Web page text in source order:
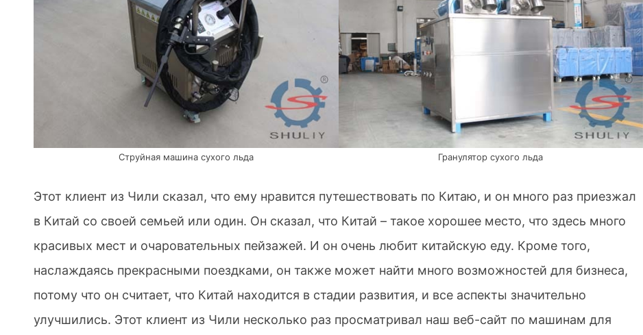
Струйная машина сухого льда Гранулятор сухого льда
Этот клиент из Чили сказал, что ему нравится путешествовать по Китаю, и он много раз приезжал
в Китай со своей семьей или один. Он сказал, что Китай – такое хорошее место, что здесь много
красивых мест и очаровательных пейзажей. И он очень любит китайскую еду. Кроме того,
наслаждаясь прекрасными поездками, он также может найти много возможностей для бизнеса,
потому что он считает, что Китай находится в стадии развития, и все аспекты значительно
улучшились. Этот клиент из Чили несколько раз просматривал наш веб-сайт по машинам для